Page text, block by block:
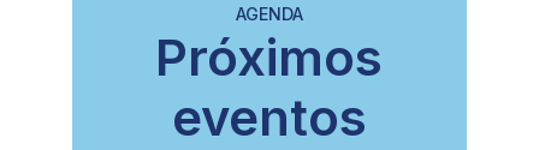
AGENDA
Próximos
eventos